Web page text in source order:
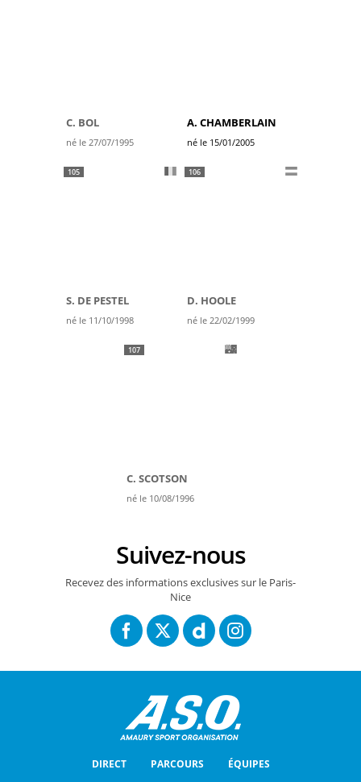
C. BOL
né le 27/07/1995
A. CHAMBERLAIN
né le 15/01/2005
105
S. DE PESTEL
né le 11/10/1998
106
D. HOOLE
né le 22/02/1999
107
C. SCOTSON
né le 10/08/1996
Suivez-nous
Recevez des informations exclusives sur le Paris-
Nice
DIRECT PARCOURS
ÉQUIPES